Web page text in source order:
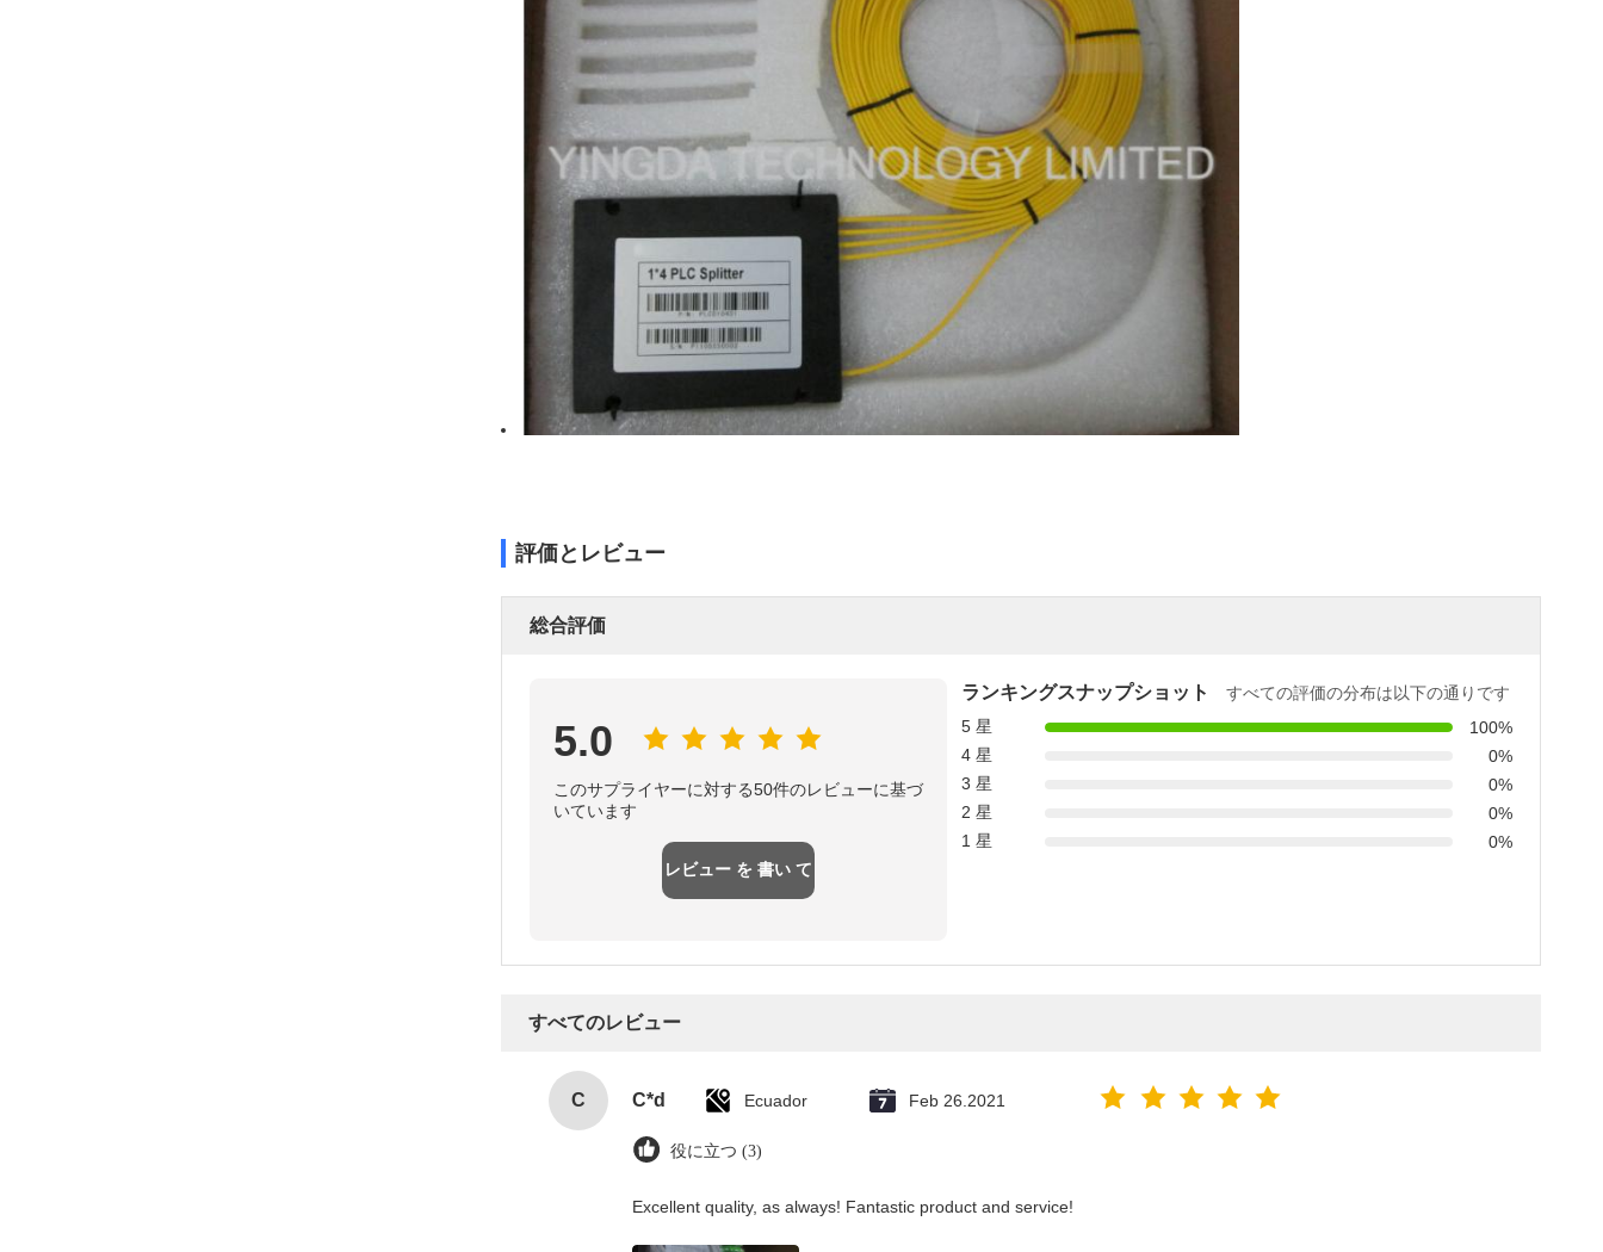
評価とレビュー
総合評価
5.0
このサプライヤーに対する50件のレビューに基づ
いています
レビュー を 書い て
ランキングスナップショット
すべての評価の分布は以下の通りです
5 星
100%
4 星
0%
3 星
0%
2 星
0%
1 星
0%
すべてのレビュー
C C*d Ecuador Feb 26.2021
役に立つ (3)
Excellent quality, as always! Fantastic product and service!